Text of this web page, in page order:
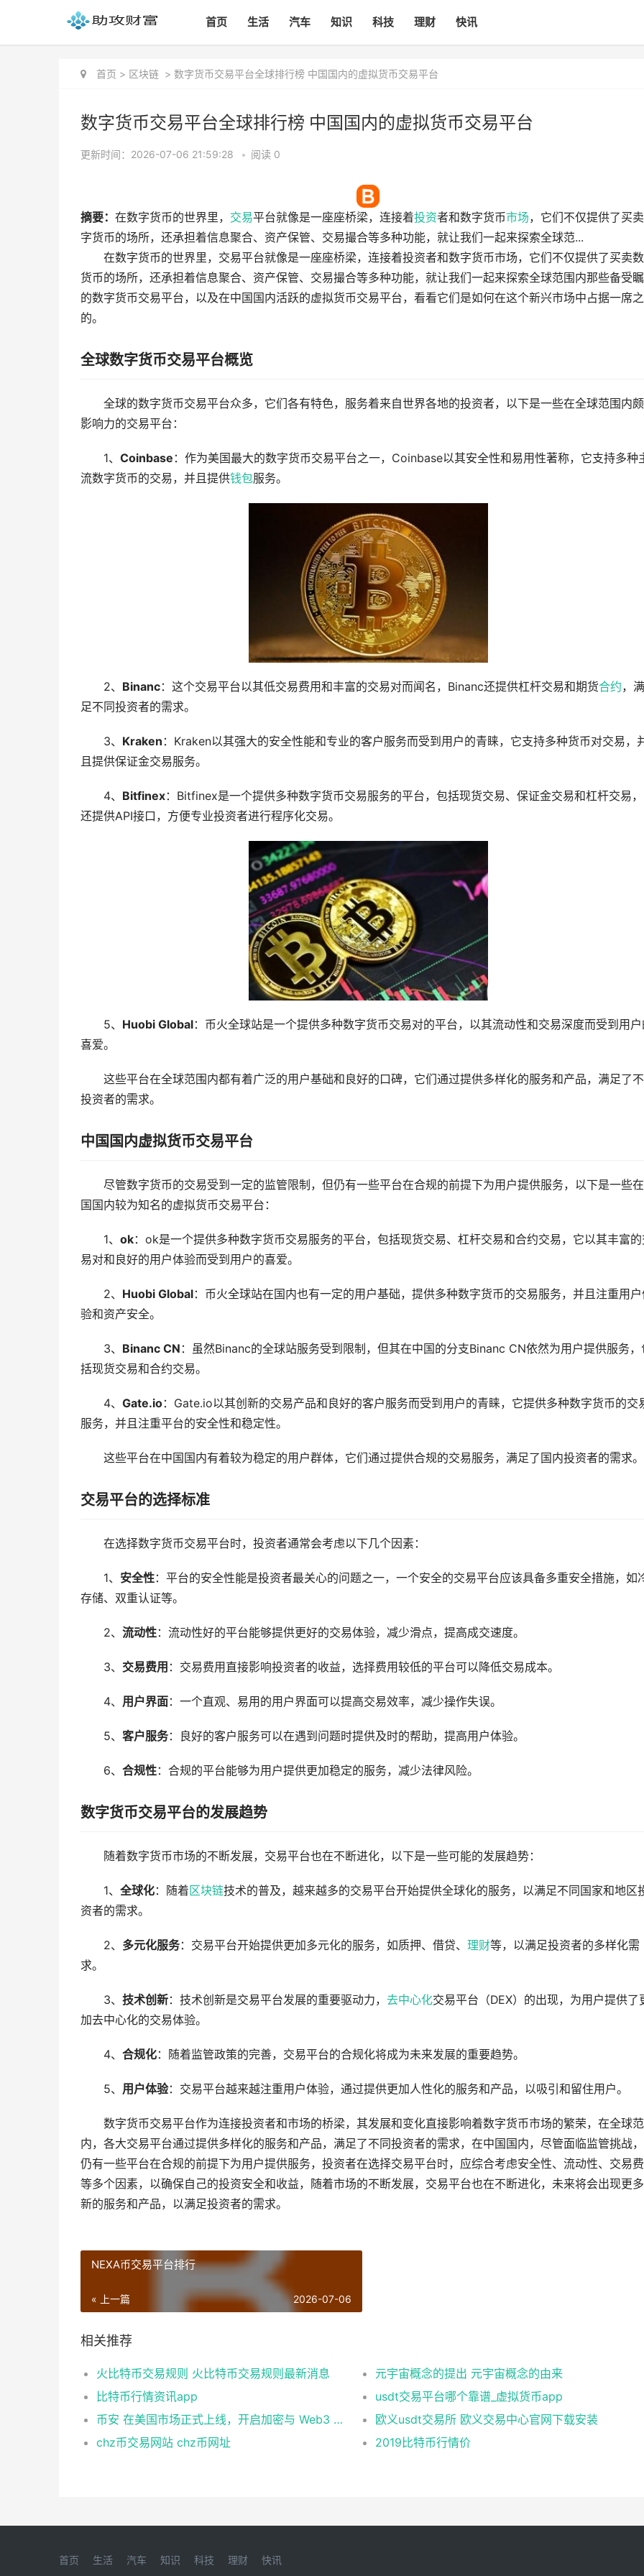
首页 生活 汽车 知识 科技 理财 快讯
首页 > 区块链 > 数字货币交易平台全球排行榜 中国国内的虚拟货币交易平台
数字货币交易平台全球排行榜 中国国内的虚拟货币交易平台
更新时间：2026-07-06 21:59:28 • 阅读 0
摘要： 在数字货币的世界里， 交易平台就像是一座座桥梁，连接着投资者和数字货币市场，它们不仅提供了买
字货币的场所，还承担着信息聚合、资产保管、交易撮合等多种功能，就让我们一起来探索全球范...
在数字货币的世界里，交易平台就像是一座座桥梁，连接着投资者和数字货币市场，它们不仅提供了买卖
货币的场所，还承担着信息聚合、资产保管、交易撮合等多种功能，就让我们一起来探索全球范围内那些备受
的数字货币交易平台，以及在中国国内活跃的虚拟货币交易平台，看看它们是如何在这个新兴市场中占据一席
的。
全球数字货币交易平台概览
全球的数字货币交易平台众多，它们各有特色，服务着来自世界各地的投资者，以下是一些在全球范围内
影响力的交易平台：
1、 Coinbase ：作为美国最大的数字货币交易平台之一，Coinbase以其安全性和易用性著称，它支持多种
流数字货币的交易，并且提供钱包服务。
2、 Binanc：这个交易平台以其低交易费用和丰富的交易对而闻名，Binanc还提供杠杆交易和期货合约，满
足不同投资者的需求。
3、 Kraken ：Kraken以其强大的安全性能和专业的客户服务而受到用户的青睐，它支持多种货币对交易，
且提供保证金交易服务。
4、 Bitfinex：Bitfinex是一个提供多种数字货币交易服务的平台，包括现货交易、保证金交易和杠杆交易
还提供API接口，方便专业投资者进行程序化交易。
5、 Huobi Global：币火全球站是一个提供多种数字货币交易对的平台，以其流动性和交易深度而受到用
喜爱。
这些平台在全球范围内都有着广泛的用户基础和良好的口碑，它们通过提供多样化的服务和产品，满足了
投资者的需求。
中国国内虚拟货币交易平台
尽管数字货币的交易受到一定的监管限制，但仍有一些平台在合规的前提下为用户提供服务，以下是一些
国国内较为知名的虚拟货币交易平台：
1、 ok：ok是一个提供多种数字货币交易服务的平台，包括现货交易、杠杆交易和合约交易，它以其丰富
易对和良好的用户体验而受到用户的喜爱。
2、 Huobi Global：币火全球站在国内也有一定的用户基础，提供多种数字货币的交易服务，并且注重用
验和资产安全。
3、 Binanc CN ：虽然Binanc的全球站服务受到限制，但其在中国的分支Binanc CN依然为用户提供服务，
括现货交易和合约交易。
4、 Gate.io：Gate.io以其创新的交易产品和良好的客户服务而受到用户的青睐，它提供多种数字货币的交
服务，并且注重平台的安全性和稳定性。
这些平台在中国国内有着较为稳定的用户群体，它们通过提供合规的交易服务，满足了国内投资者的需求。
交易平台的选择标准
在选择数字货币交易平台时，投资者通常会考虑以下几个因素：
1、 安全性：平台的安全性能是投资者最关心的问题之一，一个安全的交易平台应该具备多重安全措施，如
存储、双重认证等。
2、 流动性：流动性好的平台能够提供更好的交易体验，减少滑点，提高成交速度。
3、 交易费用 ：交易费用直接影响投资者的收益，选择费用较低的平台可以降低交易成本。
4、 用户界面：一个直观、易用的用户界面可以提高交易效率，减少操作失误。
5、 客户服务：良好的客户服务可以在遇到问题时提供及时的帮助，提高用户体验。
6、 合规性：合规的平台能够为用户提供更加稳定的服务，减少法律风险。
数字货币交易平台的发展趋势
随着数字货币市场的不断发展，交易平台也在不断进化，以下是一些可能的发展趋势：
1、 全球化：随着区块链技术的普及，越来越多的交易平台开始提供全球化的服务，以满足不同国家和地区
资者的需求。
2、 多元化服务：交易平台开始提供更加多元化的服务，如质押、借贷、 理财等，以满足投资者的多样化需
求。
3、 技术创新：技术创新是交易平台发展的重要驱动力， 去中心化交易平台（DEX）的出现，为用户提供了
加去中心化的交易体验。
4、 合规化：随着监管政策的完善，交易平台的合规化将成为未来发展的重要趋势。
5、 用户体验：交易平台越来越注重用户体验，通过提供更加人性化的服务和产品，以吸引和留住用户。
数字货币交易平台作为连接投资者和市场的桥梁，其发展和变化直接影响着数字货币市场的繁荣，在全球
内，各大交易平台通过提供多样化的服务和产品，满足了不同投资者的需求，在中国国内，尽管面临监管挑战
仍有一些平台在合规的前提下为用户提供服务，投资者在选择交易平台时，应综合考虑安全性、流动性、交易
等多个因素，以确保自己的投资安全和收益，随着市场的不断发展，交易平台也在不断进化，未来将会出现更
新的服务和产品，以满足投资者的需求。
NEXA币交易平台排行
« 上一篇 2026-07-06
相关推荐
火比特币交易规则 火比特币交易规则最新消息
元宇宙概念的提出 元宇宙概念的由来
比特币行情资讯app
usdt交易平台哪个靠谱_虚拟货币app
币安 在美国市场正式上线，开启加密与 Web3 创新的全新时代！
欧义usdt交易所 欧义交易中心官网下载安装
chz币交易网站 chz币网址
2019比特币行情价
首页 生活 汽车 知识 科技 理财 快讯